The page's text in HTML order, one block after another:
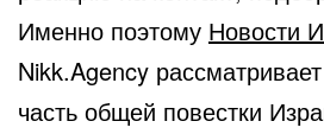
Именно поэтому Новости
Nikk.Agency
часть общей повестки